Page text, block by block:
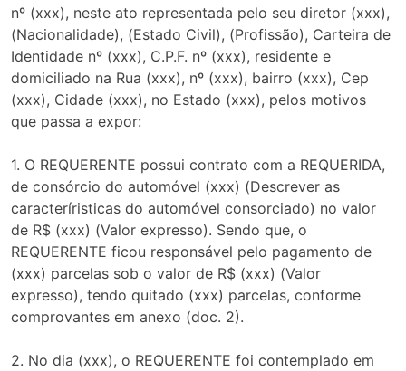
nº (xxx), neste ato representada pelo seu diretor (xxx),
(Nacionalidade), (Estado Civil), (Profissão), Carteira de
Identidade nº (xxx), C.P.F. nº (xxx), residente e
domiciliado na Rua (xxx), nº (xxx), bairro (xxx), Cep
(xxx), Cidade (xxx), no Estado (xxx), pelos motivos
que passa a expor:
1. O REQUERENTE possui contrato com a REQUERIDA,
de consórcio do automóvel (xxx) (Descrever as
caracteríristicas do automóvel consorciado) no valor
de R$ (xxx) (Valor expresso). Sendo que, o
REQUERENTE ficou responsável pelo pagamento de
(xxx) parcelas sob o valor de R$ (xxx) (Valor
expresso), tendo quitado (xxx) parcelas, conforme
comprovantes em anexo (doc. 2).
2. No dia (xxx), o REQUERENTE foi contemplado em